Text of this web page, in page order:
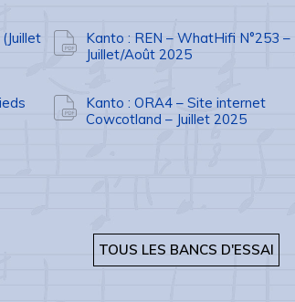
Kanto : REN – WhatHifi N°253 –
Juillet/Août 2025
Kanto : ORA4 – Site internet
Cowcotland – Juillet 2025
TOUS LES BANCS D'ESSAI